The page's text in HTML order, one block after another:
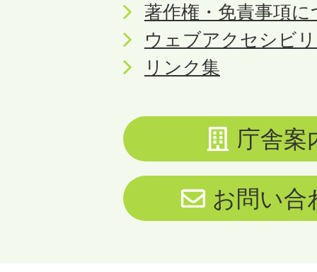
著作権・免責事項
ウェブアクセシビ
リンク集
庁舎案
お問い合